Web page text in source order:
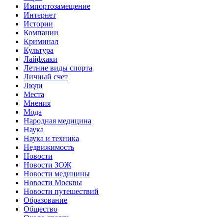
Импортозамещение
Интернет
Истории
Компании
Криминал
Культура
Лайфхаки
Летние виды спорта
Личный счет
Люди
Места
Мнения
Мода
Народная медицина
Наука
Наука и техника
Недвижимость
Новости
Новости ЗОЖ
Новости медицины
Новости Москвы
Новости путешествий
Образование
Общество